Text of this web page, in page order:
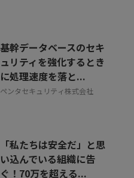
基幹データベースのセキ
ュリティを強化するとき
に処理速度を落と...
ペンタセキュリティ株式会社
「私たちは安全だ」と思
い込んでいる組織に告
ぐ！70万を超える...